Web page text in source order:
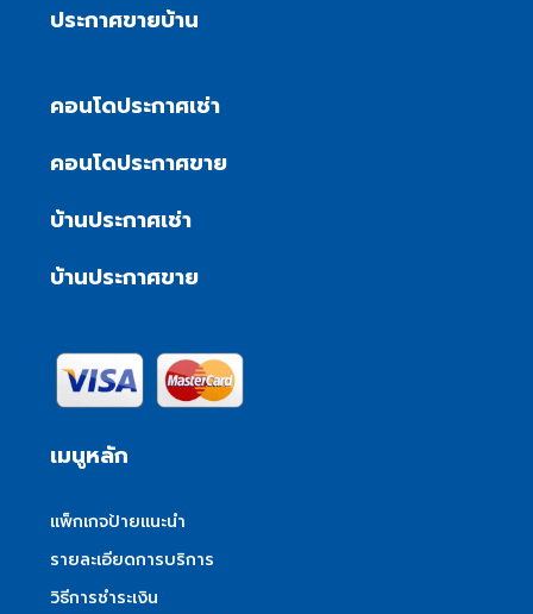
ประกาศขายบ้าน
คอนโดประกาศเช่า
คอนโดประกาศขาย
บ้านประกาศเช่า
บ้านประกาศขาย
เมนูหลัก
แพ็กเกจป้ายแนะนำ
รายละเอียดการบริการ
วิธีการชำระเงิน